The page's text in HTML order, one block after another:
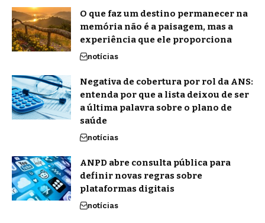
O que faz um destino permanecer na
memória não é a paisagem, mas a
experiência que ele proporciona
notícias
Negativa de cobertura por rol da ANS:
entenda por que a lista deixou de ser
a última palavra sobre o plano de
saúde
notícias
ANPD abre consulta pública para
definir novas regras sobre
plataformas digitais
notícias